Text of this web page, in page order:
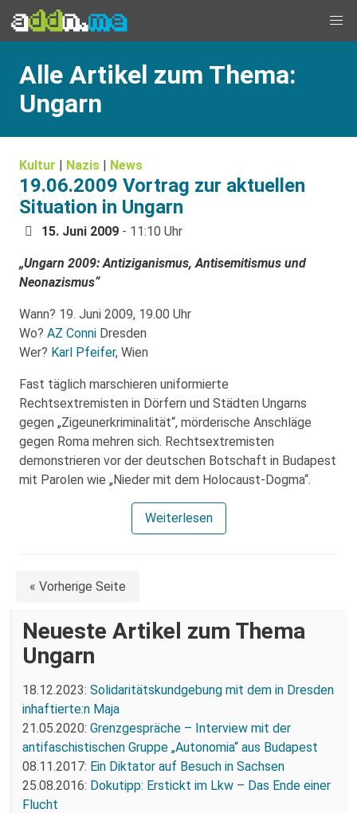
Alle Artikel zum Thema:
Ungarn
Kultur | Nazis | News
19.06.2009 Vortrag zur aktuellen
Situation in Ungarn
15. Juni 2009 - 11:10 Uhr
„Ungarn 2009: Antiziganismus, Antisemitismus und
Neonazismus“
Wann? 19. Juni 2009, 19.00 Uhr
Wo? AZ Conni Dresden
Wer? Karl Pfeifer, Wien
Fast täglich marschieren uniformierte
Rechtsextremisten in Dörfern und Städten Ungarns
gegen „Zigeunerkriminalität“, mörderische Anschläge
gegen Roma mehren sich. Rechtsextremisten
demonstrieren vor der deutschen Botschaft in Budapest
mit Parolen wie „Nieder mit dem Holocaust-Dogma“.
Weiterlesen
« Vorherige Seite
Neueste Artikel zum Thema
Ungarn
18.12.2023: Solidaritätskundgebung mit dem in Dresden
inhaftierte:n Maja
21.05.2020: Grenzgespräche – Interview mit der
antifaschistischen Gruppe „Autonomia“ aus Budapest
08.11.2017: Ein Diktator auf Besuch in Sachsen
25.08.2016: Dokutipp: Erstickt im Lkw – Das Ende einer
Flucht